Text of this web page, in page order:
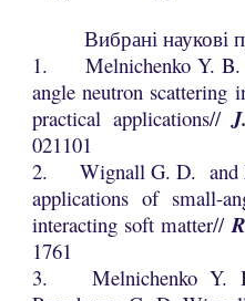
Вибрані наукові
1. Melnichenko Y. B.
angle neutron scattering
practical applications//
021101
2. Wignall G. D. and
applications of small-
interacting soft matter//
1761
3.
Melnichenko